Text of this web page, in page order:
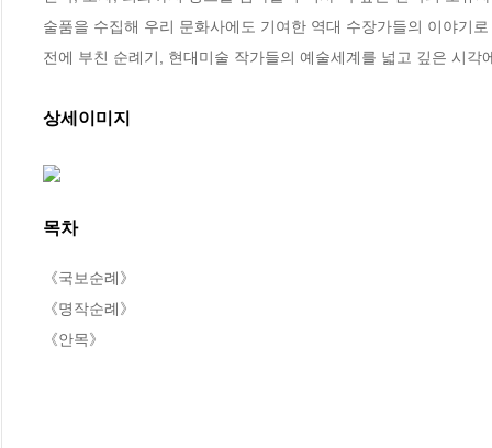
술품을 수집해 우리 문화사에도 기여한 역대 수장가들의 이야기
전에 부친 순례기, 현대미술 작가들의 예술세계를 넓고 깊은 시각
상세이미지
목차
《국보순례》
《명작순례》
《안목》